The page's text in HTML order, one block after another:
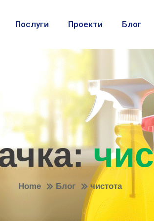
Послуги Проекти Блог
Home Блог чистота